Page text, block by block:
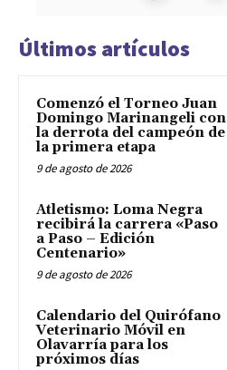
Últimos artículos
Comenzó el Torneo Juan
Domingo Marinangeli con
la derrota del campeón de
la primera etapa
9 de agosto de 2026
Atletismo: Loma Negra
recibirá la carrera «Paso
a Paso – Edición
Centenario»
9 de agosto de 2026
Calendario del Quirófano
Veterinario Móvil en
Olavarría para los
próximos días